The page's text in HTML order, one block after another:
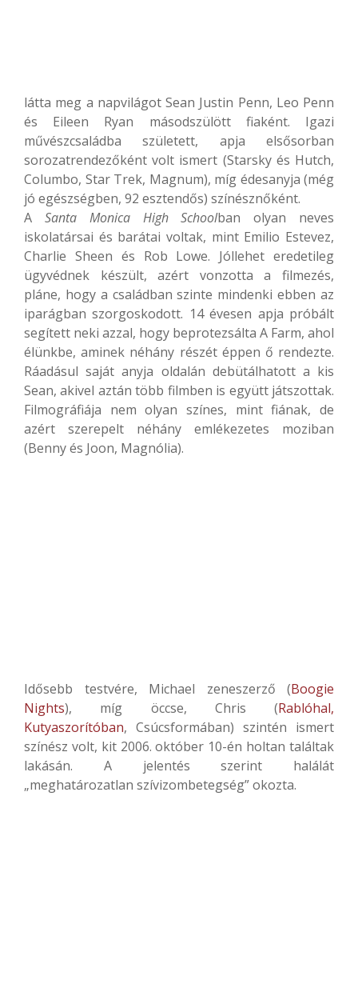
látta meg a napvilágot Sean Justin Penn, Leo Penn
és Eileen Ryan másodszülött fiaként. Igazi
művészcsaládba született, apja elsősorban
sorozatrendezőként volt ismert (Starsky és Hutch,
Columbo, Star Trek, Magnum), míg édesanyja (még
jó egészségben, 92 esztendős) színésznőként.
A Santa Monica High Schoolban olyan neves
iskolatársai és barátai voltak, mint Emilio Estevez,
Charlie Sheen és Rob Lowe. Jóllehet eredetileg
ügyvédnek készült, azért vonzotta a filmezés,
pláne, hogy a családban szinte mindenki ebben az
iparágban szorgoskodott. 14 évesen apja próbált
segített neki azzal, hogy beprotezsálta A Farm, ahol
élünkbe, aminek néhány részét éppen ő rendezte.
Ráadásul saját anyja oldalán debütálhatott a kis
Sean, akivel aztán több filmben is együtt játszottak.
Filmográfiája nem olyan színes, mint fiának, de
azért szerepelt néhány emlékezetes moziban
(Benny és Joon, Magnólia).
Idősebb testvére, Michael zeneszerző (Boogie
Nights), míg öccse, Chris (Rablóhal,
Kutyaszorítóban, Csúcsformában) szintén ismert
színész volt, kit 2006. október 10-én holtan találtak
lakásán. A jelentés szerint halálát
„meghatározatlan szívizombetegség” okozta.